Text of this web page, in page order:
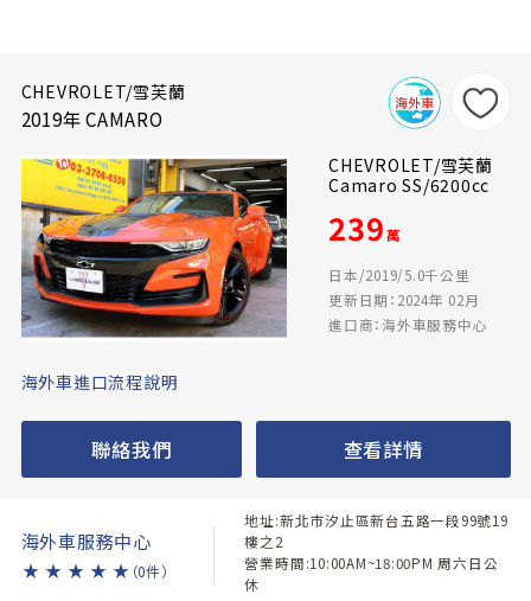
CHEVROLET/雪芙蘭
2019年 CAMARO
CHEVROLET/雪芙蘭
Camaro SS/6200cc
239萬
日本/2019/5.0千公里
更新日期：2024年 02月
進口商：海外車服務中心
海外車進口流程說明
聯絡我們 查看詳情
海外車服務中心
★ ★ ★ ★ ★ （0件）
地址:新北市汐止區新台五路一段99號19
樓之2
營業時間:10:00AM~18:00PM 周六日公
休